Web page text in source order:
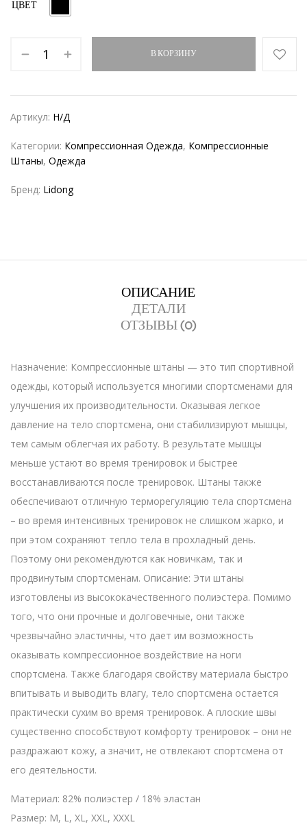
ЦВЕТ
В КОРЗИНУ
Артикул: Н/Д
Категории: Компрессионная Одежда, Компрессионные
Штаны, Одежда
Бренд: Lidong
ОПИСАНИЕ
ДЕТАЛИ
ОТЗЫВЫ (0)
Назначение: Компрессионные штаны — это тип спортивной
одежды, который используется многими спортсменами для
улучшения их производительности. Оказывая легкое
давление на тело спортсмена, они стабилизируют мышцы,
тем самым облегчая их работу. В результате мышцы
меньше устают во время тренировок и быстрее
восстанавливаются после тренировок. Штаны также
обеспечивают отличную терморегуляцию тела спортсмена
– во время интенсивных тренировок не слишком жарко, и
при этом сохраняют тепло тела в прохладный день.
Поэтому они рекомендуются как новичкам, так и
продвинутым спортсменам. Описание: Эти штаны
изготовлены из высококачественного полиэстера. Помимо
того, что они прочные и долговечные, они также
чрезвычайно эластичны, что дает им возможность
оказывать компрессионное воздействие на ноги
спортсмена. Также благодаря свойству материала быстро
впитывать и выводить влагу, тело спортсмена остается
практически сухим во время тренировок. А плоские швы
существенно способствуют комфорту тренировок – они не
раздражают кожу, а значит, не отвлекают спортсмена от
его деятельности.
Материал: 82% полиэстер / 18% эластан
Размер: M, L, XL, XXL, XXXL